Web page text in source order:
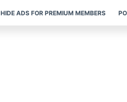
HIDE ADS FOR PREMIUM MEMBERS